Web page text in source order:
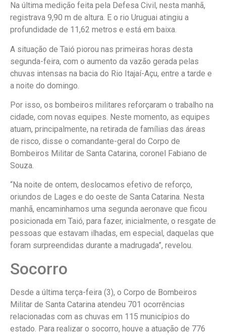
Na última medição feita pela Defesa Civil, nesta manhã,
registrava 9,90 m de altura. E o rio Uruguai atingiu a
profundidade de 11,62 metros e está em baixa.
A situação de Taió piorou nas primeiras horas desta
segunda-feira, com o aumento da vazão gerada pelas
chuvas intensas na bacia do Rio Itajaí-Açu, entre a tarde e
a noite do domingo.
Por isso, os bombeiros militares reforçaram o trabalho na
cidade, com novas equipes. Neste momento, as equipes
atuam, principalmente, na retirada de famílias das áreas
de risco, disse o comandante-geral do Corpo de
Bombeiros Militar de Santa Catarina, coronel Fabiano de
Souza.
“Na noite de ontem, deslocamos efetivo de reforço,
oriundos de Lages e do oeste de Santa Catarina. Nesta
manhã, encaminhamos uma segunda aeronave que ficou
posicionada em Taió, para fazer, inicialmente, o resgate de
pessoas que estavam ilhadas, em especial, daquelas que
foram surpreendidas durante a madrugada”, revelou.
Socorro
Desde a última terça-feira (3), o Corpo de Bombeiros
Militar de Santa Catarina atendeu 701 ocorrências
relacionadas com as chuvas em 115 municípios do
estado. Para realizar o socorro, houve a atuação de 776